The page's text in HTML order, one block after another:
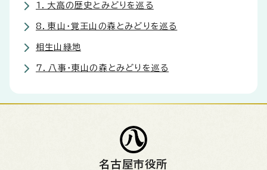
1．大高の歴史とみどりを巡る
8．東山・覚王山の森とみどりを巡る
相生山緑地
7．八事・東山の森とみどりを巡る
名古屋市役所